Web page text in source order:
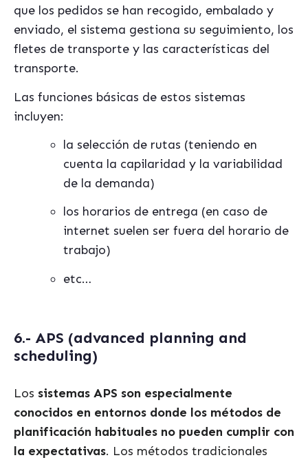
que los pedidos se han recogido, embalado y
enviado, el sistema gestiona su seguimiento, los
fletes de transporte y las características del
transporte.
Las funciones básicas de estos sistemas
incluyen:
la selección de rutas (teniendo en
cuenta la capilaridad y la variabilidad
de la demanda)
los horarios de entrega (en caso de
internet suelen ser fuera del horario de
trabajo)
etc…
6.- APS (advanced planning and
scheduling)
Los sistemas APS son especialmente
conocidos en entornos donde los métodos de
planificación habituales no pueden cumplir con
la expectativas. Los métodos tradicionales